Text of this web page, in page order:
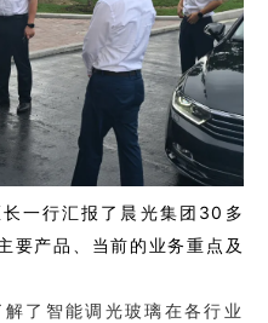
一行汇报了晨光集团30多
要产品、当前的业务重点及
了智能调光玻璃在各行业